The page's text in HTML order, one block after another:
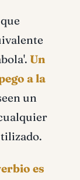
Un
a la
un
es